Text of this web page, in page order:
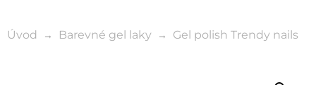
Úvod Barevné gel laky Gel polish Trendy nails